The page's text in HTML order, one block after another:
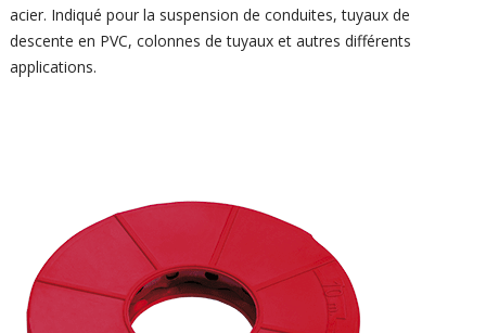
acier. Indiqué pour la suspension de conduites, tuyaux de
descente en PVC, colonnes de tuyaux et autres différents
applications.